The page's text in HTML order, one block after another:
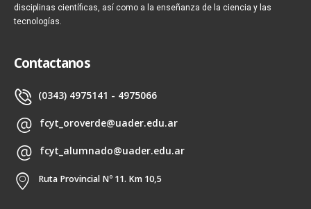
disciplinas científicas, así como a la enseñanza de la ciencia y las
tecnologías.
Contactanos
(0343) 4975141 - 4975066
fcyt_oroverde@uader.edu.ar
fcyt_alumnado@uader.edu.ar
Ruta Provincial Nº 11. Km 10,5